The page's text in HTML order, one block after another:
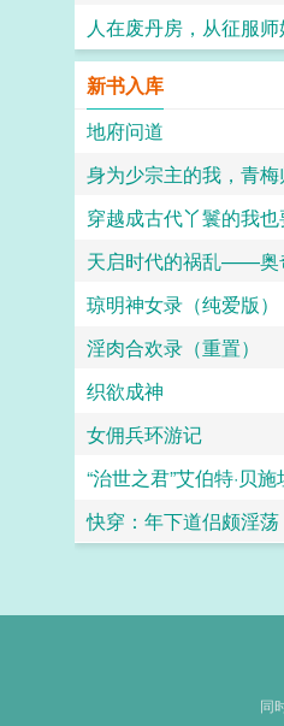
人在废丹房，从征服师
新书入库
地府问道
穿越成古代丫鬟的我
天启时代的祸乱——奥
琼明神女录（纯爱版）
淫肉合欢录（重置）
织欲成神
女佣兵环游记
“治世之君”艾伯特·贝施
快穿：年下道侣颇淫荡
同